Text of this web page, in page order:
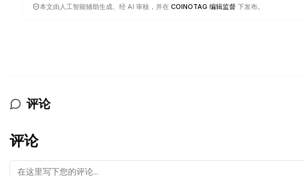
本文由人工智能辅助生成、经 AI 审核，并在 COINOTAG 编辑监督 下发布。
评论
评论